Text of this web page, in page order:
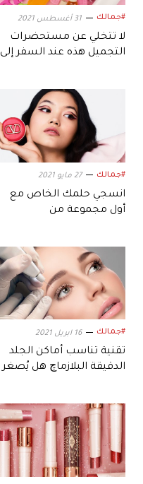
#جمالك 31 أغسطس 2021
لا تتخلي عن مستحضرات
التجميل هذه عند السفر إلى
#جمالك 27 مايو 2021
انسجي حلمك الخاص مع
أول مجموعة من
#جمالك 16 ابريل 2021
تقنية تناسب أماكن الجلد
الدقيقة البلازماچ هل يُصغر